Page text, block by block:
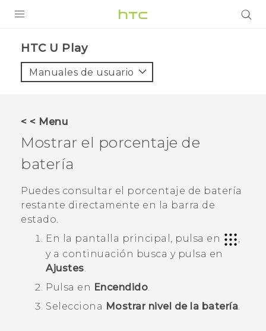
VIVE
VIVERSE
AYUDA
Dispositivos y accesorios HTC
Iniciar sesión
HTC U Play‎
Manuales de usuario
< < Menu
Mostrar el porcentaje de
batería
Puedes consultar el porcentaje de batería
restante directamente en la barra de
estado.
En la pantalla principal , pulsa en
,
y a continuación busca y pulsa en
Ajustes
Pulsa en Encendido
Selecciona Mostrar nivel de la batería